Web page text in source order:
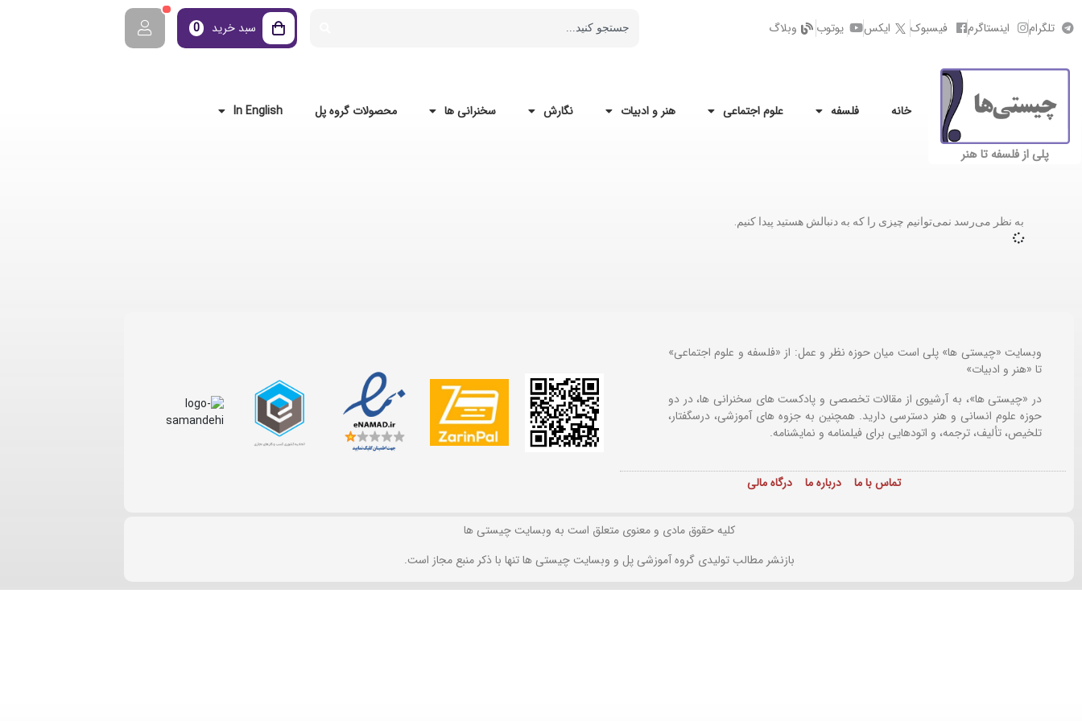
تلگرام اینستاگرم فیسبوک ایکس یوتوب وبلاگ سبد خرید 0
پلی از فلسفه تا هنر
خانه فلسفه علوم اجتماعی هنر و ادبیات نگارش سخنرانی ها محصولات گروه پل In English
به نظر می‌رسد نمی‌توانیم چیزی را که به دنبالش هستید پیدا کنیم.
وبسایت «چیستی ها» پلی است میان حوزه نظر و عمل: از «فلسفه و علوم اجتماعی»
تا «هنر و ادبیات»
در «چیستی ها»، به آرشیوی از مقالات تخصصی و پادکست های سخنرانی ها، در دو
حوزه علوم انسانی و هنر دسترسی دارید. همچنین به جزوه های آموزشی، درسگفتار،
تلخیص، تألیف، ترجمه، و اتودهایی برای فیلمنامه و نمایشنامه.
تماس با ما درباره ما درگاه مالی
کلیه حقوق مادی و معنوی متعلق است به وبسایت چیستی ها
بازنشر مطالب تولیدی گروه آموزشی پل و وبسایت چیستی ها تنها با ذکر منبع مجاز است.